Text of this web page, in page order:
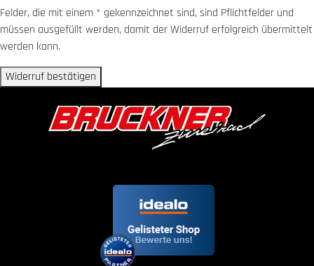
Felder, die mit einem * gekennzeichnet sind, sind Pflichtfelder und
müssen ausgefüllt werden, damit der Widerruf erfolgreich übermittelt
werden kann.
Widerruf bestätigen